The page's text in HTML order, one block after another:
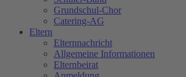
Grundschul-Chor
Catering-AG
Eltern
Elternnachricht
Allgemeine Informationen
Elternbeirat